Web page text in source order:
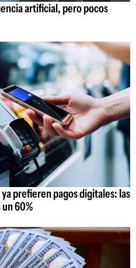
artificial, pero pocos
prefieren pagos digitales: las
60%